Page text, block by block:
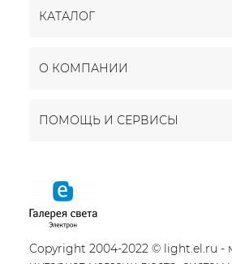
КАТАЛОГ
О КОМПАНИИ
ПОМОЩЬ И СЕРВИСЫ
Copyright 2004-2022 © light.el.ru -